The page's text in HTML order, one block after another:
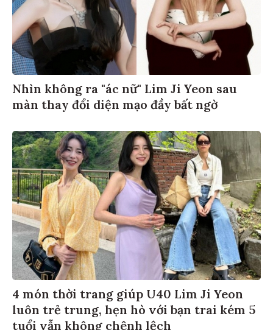
Nhìn không ra "ác nữ" Lim Ji Yeon sau
màn thay đổi diện mạo đầy bất ngờ
4 món thời trang giúp U40 Lim Ji Yeon
luôn trẻ trung, hẹn hò với bạn trai kém 5
tuổi vẫn không chênh lệch